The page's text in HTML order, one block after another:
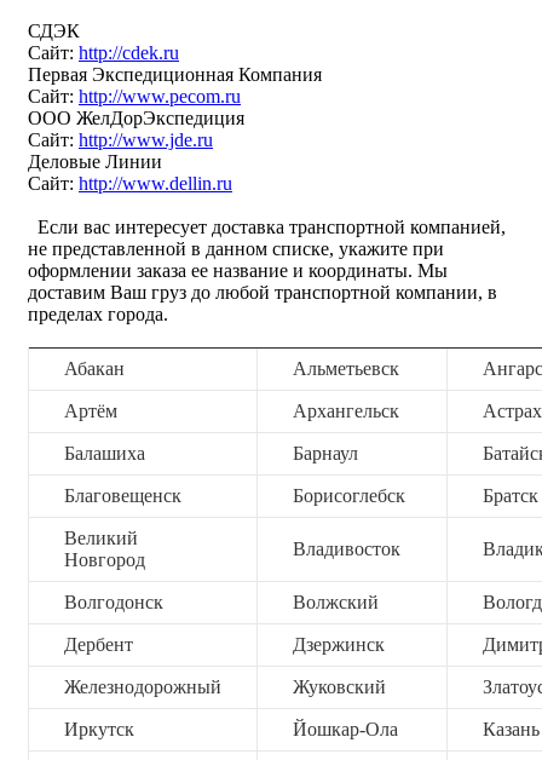
СДЭК
Сайт: http://cdek.ru
Первая Экспедиционная Компания
Сайт: http://www.pecom.ru
ООО ЖелДорЭкспедиция
Сайт: http://www.jde.ru
Деловые Линии
Сайт: http://www.dellin.ru
Если вас интересует доставка транспортной компанией,
не представленной в данном списке, укажите при
оформлении заказа ее название и координаты. Мы
доставим Ваш груз до любой транспортной компании, в
пределах города.
Абакан Альметьевск
Артём Архангельск
Балашиха Барнаул
Благовещенск Борисоглебск Братск
Великий
Новгород
Владивосток
Волгодонск Волжский
Дербент Дзержинск
Железнодорожный Жуковский
Иркутск Йошкар-Ола Казань